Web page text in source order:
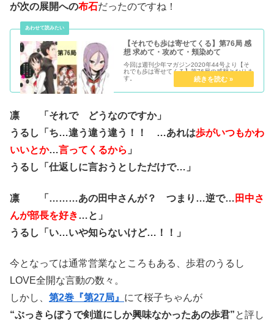
が次の展開への布石だったのですね！
【それでも歩は寄せてくる】第76局 感
想 求めて・攻めて・頬染めて
今回は週刊少年マガジン2020年44号より【そ
れでも歩は寄せてくる】第76局の感想となりま
す。
凛 「それで どうなのですか」
うるし「ち…違う違う違う！！ …あれは歩がいつもかわ
いいとか…言ってくるから 」
うるし「仕返しに言おうとしただけで…」
凛 「………あの田中さんが？ つまり…逆で… 田中さ
んが部長を好き…と」
うるし「い…いや知らないけど…！！」
今となっては通常営業なところもある、歩君のうるし
LOVE全開な言動の数々。
しかし、 第2巻『第27局』 にて桜子ちゃんが
“ぶっきらぼうで剣道にしか興味なかったあの歩君”と評し